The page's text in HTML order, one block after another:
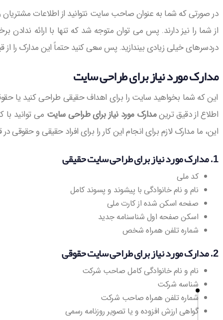
در صورتی که شما به عنوان صاحب سایت نتوانید از اطلاعات
از شما را نیز دارند. پس می توان متوجه شد که تنها با ارائه
دردسرهای خیلی زیادی بیندازید. پس سعی کنید حتماً این مدارک را از
مدارک مورد نیاز برای طراحی سایت
این که شما بخواهید سایت را برای اهداف حقیقی طراحی کنید یا
اطلاع از دقیق ترینمدارک مورد نیاز برای طراحی سایت می توانید با
این، ما مدارک لازم برای انجام این کار را برای افراد حقیقی و حقوقی
1. مدارک مورد نیاز برای طراحی سایت حقیقی
کد ملی
نام و نام خانوادگی با پیشوند و پسوند کامل
صفحه اسکن شده از کارت ملی
اسکن صفحه اول شناسنامه جدید
شماره تلفن همراه شخص
2. مدارک مورد نیاز برای طراحی سایت حقوقی
نام و نام خانوادگی کامل صاحب شرکت
شناسه شرکت
شماره تلفن همراه صاحب شرکت
گواهی ارزش افزوده و یا تصویر روزنامه رسمی